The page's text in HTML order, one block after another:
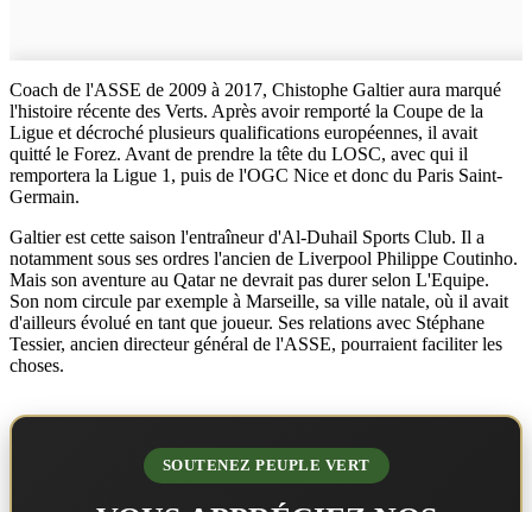
Coach de l'ASSE de 2009 à 2017, Chistophe Galtier aura marqué
l'histoire récente des Verts. Après avoir remporté la Coupe de la
Ligue et décroché plusieurs qualifications européennes, il avait
quitté le Forez. Avant de prendre la tête du LOSC, avec qui il
remportera la Ligue 1, puis de l'OGC Nice et donc du Paris Saint-
Germain.
Galtier est cette saison l'entraîneur d'Al-Duhail Sports Club. Il a
notamment sous ses ordres l'ancien de Liverpool Philippe Coutinho.
Mais son aventure au Qatar ne devrait pas durer selon L'Equipe.
Son nom circule par exemple à Marseille, sa ville natale, où il avait
d'ailleurs évolué en tant que joueur. Ses relations avec Stéphane
Tessier, ancien directeur général de l'ASSE, pourraient faciliter les
choses.
SOUTENEZ PEUPLE VERT